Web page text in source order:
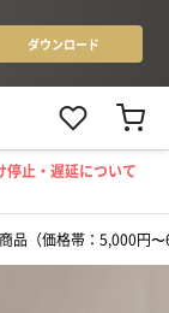
停止・遅延について
品（価格帯：5,000円